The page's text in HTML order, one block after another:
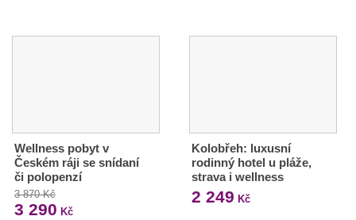
Wellness pobyt v
Českém ráji se snídaní
či polopenzí
3 870 Kč
3 290 Kč
Kolobřeh: luxusní
rodinný hotel u pláže,
strava i wellness
2 249 Kč